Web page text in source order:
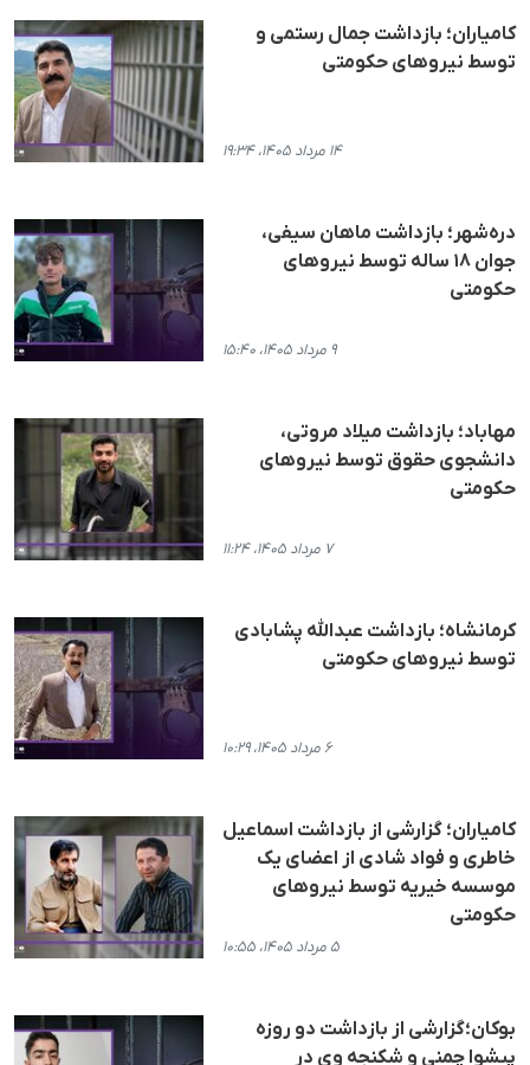
کامیاران؛ بازداشت جمال رستمی و
توسط نیروهای حکومتی
۱۴ مرداد ۱۴۰۵، ۱۹:۳۴
دره‌شهر؛ بازداشت ماهان سیفی،
جوان ۱۸ ساله توسط نیروهای
حکومتی
۹ مرداد ۱۴۰۵، ۱۵:۴۰
مهاباد؛ بازداشت میلاد مروتی،
دانشجوی حقوق توسط نیروهای
حکومتی
۷ مرداد ۱۴۰۵، ۱۱:۲۴
کرمانشاه؛ بازداشت عبدالله پشابادی
توسط نیروهای حکومتی
۶ مرداد ۱۴۰۵، ۱۰:۲۹
کامیاران؛ گزارشی از بازداشت اسماعیل
خاطری و فواد شادی از اعضای یک
موسسه خیریه توسط نیروهای
حکومتی
۵ مرداد ۱۴۰۵، ۱۰:۵۵
بوکان؛گزارشی از بازداشت دو روزه
پیشوا چمنی و شکنجه وی در